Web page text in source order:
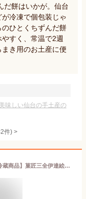
だ餅はいかが。仙台
冷凍で個包装じゃ
ひとくちずんだ餅
すく、常温で2週
き用のお土産に便
味しい仙台の手土産の
件) >
東北 お土産【仙台駅倉庫出荷】【常温・冷蔵商品】菓匠三全伊達絵巻30個入仙台 土産 東北みやげ お菓子 スイーツ グルメ おとりよせお年賀 お中元 御中元 お歳暮 御歳暮 内祝い お取り寄せ ギフト プレゼント のし可